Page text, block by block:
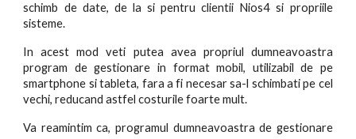
schimb de date, de la si pentru clientii Nios4 si propriile
sisteme.
In acest mod veti putea avea propriul dumneavoastra
program de gestionare in format mobil, utilizabil de pe
smartphone si tableta, fara a fi necesar sa-l schimbati pe cel
vechi, reducand astfel costurile foarte mult.
Va reamintim ca, programul dumneavoastra de gestionare